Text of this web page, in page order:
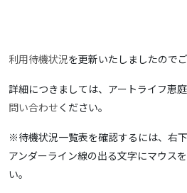
利用待機状況を更新いたしましたので
詳細につきましては、アートライフ恵
問い合わせ ください。
※待機状況一覧表を確認するには、右
アンダーライン線の出る文字にマウス
い。